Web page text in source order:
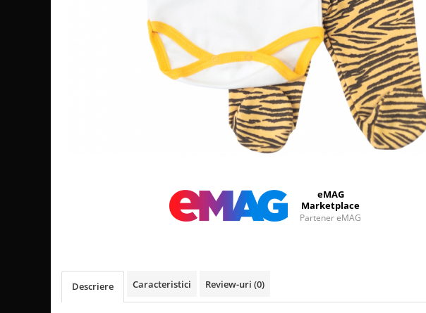
Facebook
eMAG
Marketplace
Partener eMAG
Descriere Caracteristici Review-uri (0)